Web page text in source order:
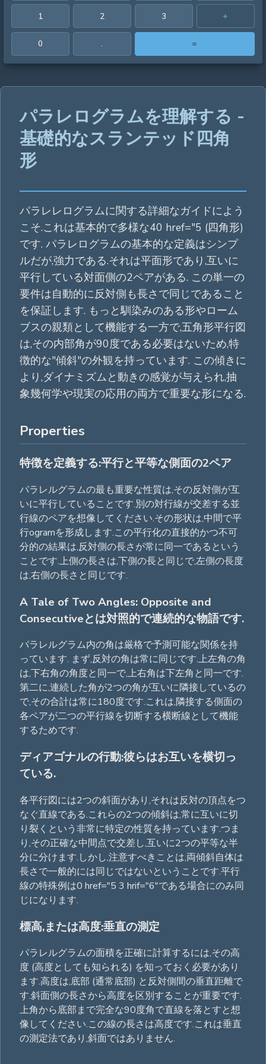
1 2 3 +
0 . =
パラレログラムを理解する -
基礎的なスランテッド四角
形
パラレレログラムに関する詳細なガイドによう
こそ.これは基本的で多様な40 href="5 (四角形)
です. パラレログラムの基本的な定義はシンプ
ルだが,強力である.それは平面形であり,互いに
平行している対面側の2ペアがある. この単一の
要件は自動的に反対側も長さで同じであること
を保証します. もっと馴染みのある形やローム
ブスの親類として機能する一方で,五角形平行図
は,その内部角が90度である必要はないため,特
徴的な"傾斜"の外観を持っています. この傾きに
より,ダイナミズムと動きの感覚が与えられ,抽
象幾何学や現実の応用の両方で重要な形になる.
Properties
特徴を定義する:平行と平等な側面の2ペア
パラレルグラムの最も重要な性質は,その反対側が互
いに平行していることです.別の対行線が交差する並
行線のペアを想像してください.その形状は,中間で平
行ogramを形成します.この平行化の直接的かつ不可
分的の結果は,反対側の長さが常に同一であるという
ことです.上側の長さは,下側の長と同じで,左側の長度
は,右側の長さと同じです.
A Tale of Two Angles: Opposite and
Consecutiveとは対照的で連続的な物語です.
パラレルグラム内の角は厳格で予測可能な関係を持
っています. まず,反対の角は常に同じです.上左角の角
は,下右角の角度と同一で,上右角は下左角と同一です.
第二に,連続した角が2つの角が互いに隣接しているの
で,その合計は常に180度です.これは,隣接する側面の
各ペアが二つの平行線を切断する横断線として機能
するためです.
ディアゴナルの行動:彼らはお互いを横切っ
ている.
各平行図には2つの斜面があり,それは反対の頂点をつ
なぐ直線である.これらの2つの傾斜は,常に互いに切
り裂くという非常に特定の性質を持っています.つま
り,その正確な中間点で交差し,互いに2つの平等な半
分に分けます.しかし,注意すべきことは,両傾斜自体は
長さで一般的には同じではないということです.平行
線の特殊例は0 href="5 3 hrif="6"である場合にのみ同
じになります.
標高,または高度:垂直の測定
パラレルグラムの面積を正確に計算するには,その高
度 (高度としても知られる) を知っておく必要があり
ます.高度は,底部 (通常底部) と反対側間の垂直距離で
す.斜面側の長さから高度を区別することが重要です.
上角から底部まで完全な90度角で直線を落とすと想
像してください.この線の長さは高度です.これは垂直
の測定法であり,斜面ではありません.